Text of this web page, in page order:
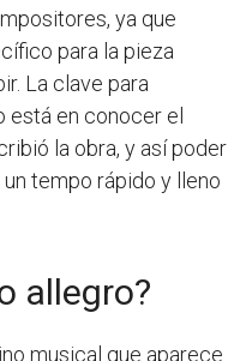
ya que
para la pieza
La clave para
está en conocer el
la obra, y así poder
tempo rápido y lleno
allegro?
musical que aparece